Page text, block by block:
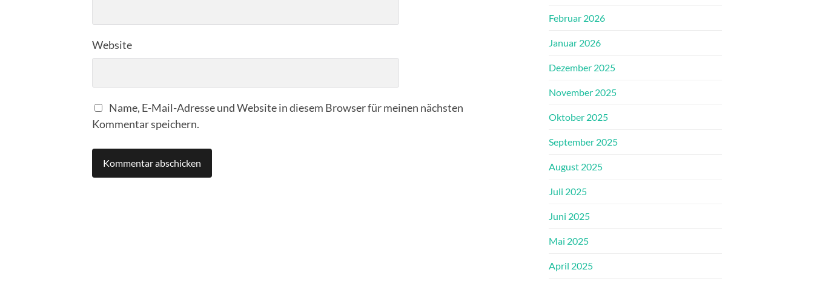
Website
Name, E-Mail-Adresse und Website in diesem Browser für meinen nächsten
Kommentar speichern.
Februar 2026
Januar 2026
Dezember 2025
November 2025
Oktober 2025
September 2025
August 2025
Juli 2025
Juni 2025
Mai 2025
April 2025